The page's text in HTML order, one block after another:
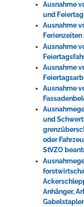
Ausnahme
und
Ausnahme
Ausnahme
Ausnahme
Ausnahme
und
oder
StVZO
Anhänger,